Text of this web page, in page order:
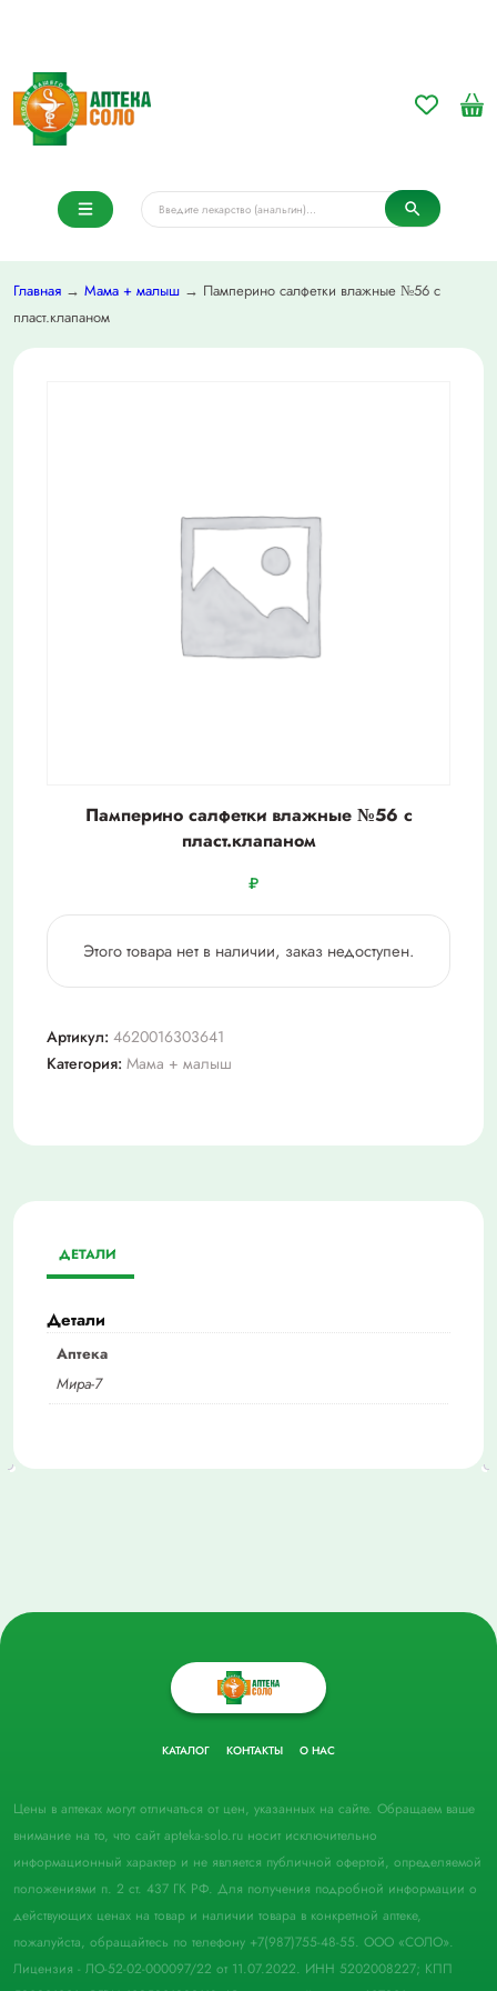
Главная → Мама + малыш → Памперино салфетки влажные №56 с
пласт.клапаном
Памперино салфетки влажные №56 с
пласт.клапаном
₽
Этого товара нет в наличии, заказ недоступен.
Артикул: 4620016303641
Категория: Мама + малыш
ДЕТАЛИ
Детали
Аптека
Мира-7
КАТАЛОГ КОНТАКТЫ О НАС
Цены в аптеках могут отличаться от цен, указанных на сайте. Обращаем ваше
внимание на то, что сайт apteka-solo.ru носит исключительно
информационный характер и не является публичной офертой, определяемой
положениями п. 2 ст. 437 ГК РФ. Для получения подробной информации о
действующих ценах на товар и наличии товара в конкретной аптеке,
пожалуйста, обращайтесь по телефону +7(987)755-48-55. ООО «СОЛО».
Лицензия - ЛО-52-02-000097/22 от 11.07.2022. ИНН 5202008227; КПП